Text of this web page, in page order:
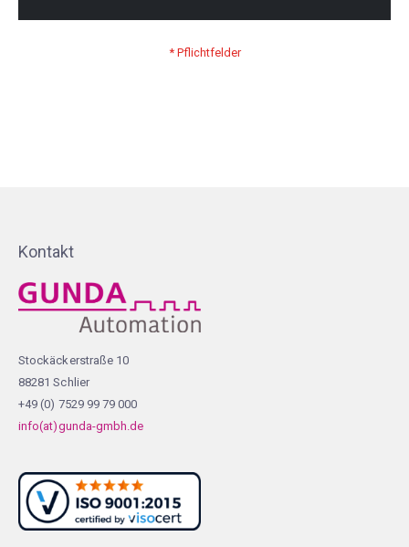
Kontakt
Stockäckerstraße 10
88281 Schlier
+49 (0) 7529 99 79 000
info(at)gunda-gmbh.de